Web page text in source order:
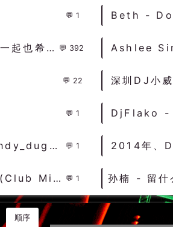
1
恩平DJTed 全中文精选多远都要在一起也希望大家多远都要经常联系 392
22
1
07-marcus_schossow_and_andy_duguid_feat_emma_hewitt-light (0daymusic-org)成都旋律trance 1
004.Dancin In The Sun 2017(Club Mix)-萨克斯女DeepHouse（可可DJ音乐网） 1
顺序